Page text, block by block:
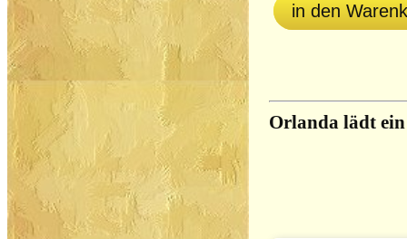
in den
Orlanda lädt ein